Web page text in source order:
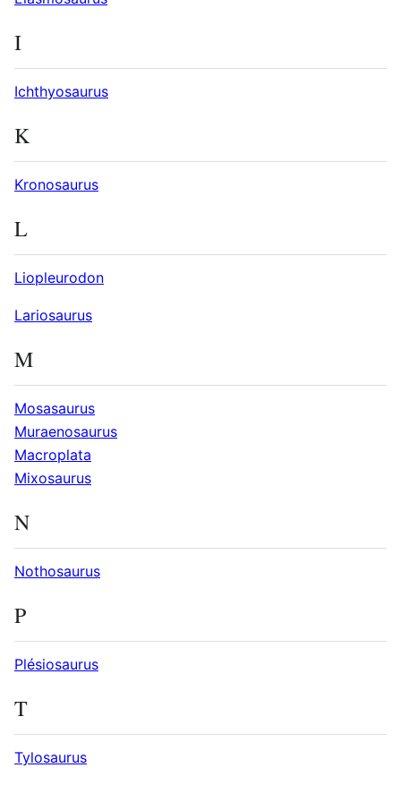
I
Ichthyosaurus
K
Kronosaurus
L
Liopleurodon
Lariosaurus
M
Mosasaurus
Muraenosaurus
Macroplata
Mixosaurus
N
Nothosaurus
P
Plésiosaurus
T
Tylosaurus